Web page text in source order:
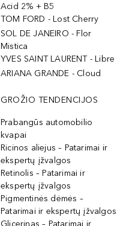
Acid 2% + B5
TOM FORD - Lost Cherry
SOL DE JANEIRO - Flor
Mistica
YVES SAINT LAURENT - Libre
ARIANA GRANDE - Cloud
GROŽIO TENDENCIJOS
Prabangūs automobilio
kvapai
Ricinos aliejus – Patarimai ir
ekspertų įžvalgos
Retinolis – Patarimai ir
ekspertų įžvalgos
Pigmentinės dėmės –
Patarimai ir ekspertų įžvalgos
Glicerinas – Patarimai ir